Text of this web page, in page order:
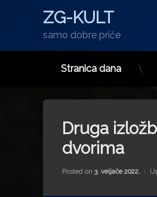
ZG-KULT
samo dobre priče
Stranica dana
Druga
dvorima
Posted on 3. veljače 2022.